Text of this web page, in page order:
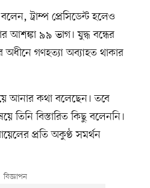
ট্রাম্প প্রেসিডেন্ট হলেও
আশঙ্কা ৯৯ ভাগ। যুদ্ধ বন্ধের
অধীনে গণহত্যা অব্যাহত থাকার
আনার কথা বলেছেন। তবে
তিনি বিস্তারিত কিছু বলেননি।
প্রতি অকুণ্ঠ সমর্থন